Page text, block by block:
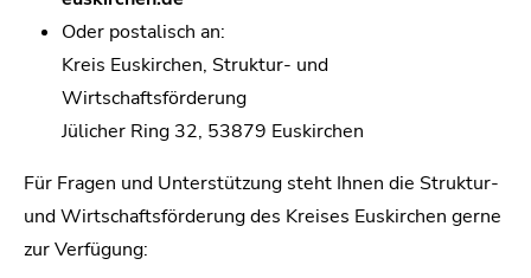
Oder postalisch an:
Kreis Euskirchen, Struktur- und
Wirtschaftsförderung
Jülicher Ring 32, 53879 Euskirchen
Für Fragen und Unterstützung steht Ihnen die Struktur-
und Wirtschaftsförderung des Kreises Euskirchen gerne
zur Verfügung: